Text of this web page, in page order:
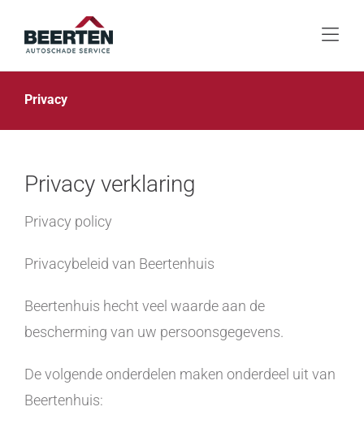
content
Diensten & service
Over ons
Afspraak maken
Contact
Privacy
Privacy verklaring
Privacy policy
Privacybeleid van Beertenhuis
Beertenhuis hecht veel waarde aan de
bescherming van uw persoonsgegevens.
De volgende onderdelen maken onderdeel uit van
Beertenhuis: